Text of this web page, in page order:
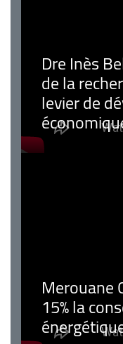
Dre Inès
de la
levier de
Merouane
15% la